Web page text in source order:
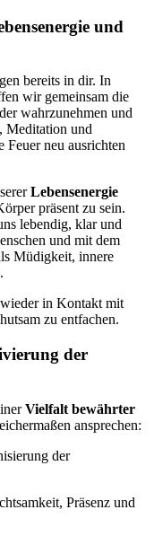
und
bereits in dir. In
wir gemeinsam die
wahrzunehmen und
Meditation und
Feuer neu ausrichten
Lebensenergie
präsent zu sein.
lebendig, klar und
und mit dem
Müdigkeit, innere
in Kontakt mit
zu entfachen.
der
Vielfalt bewährter
ansprechen:
der
Präsenz und